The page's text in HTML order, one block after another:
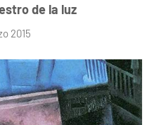
de la luz
2015